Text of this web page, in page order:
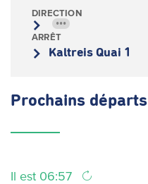
DIRECTION
•••
ARRÊT
Kaltreis Quai 1
Prochains départs
Il est 06:57